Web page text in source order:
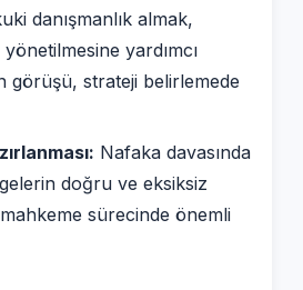
danışmanlık almak,
yardımcı
görüşü, strateji belirlemede
Nafaka davasında
doğru ve eksiksiz
mahkeme sürecinde önemli